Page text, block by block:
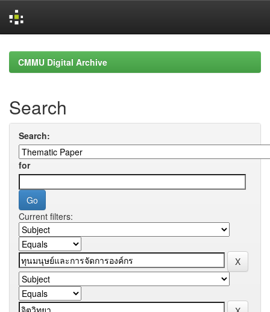
navigationCMMU Digital Archive
Search
Search:
for
Current filters: